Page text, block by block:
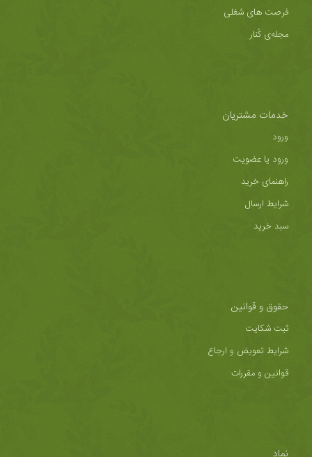
فرصت های شغلی
مجله‌ی کُنار
خدمات مشتریان
ورود
ورود یا عضویت
راهنمای خرید
شرایط ارسال
سبد خرید
حقوق و قوانین
ثبت شکایت
شرایط تعویض و ارجاع
قوانین و مقررات